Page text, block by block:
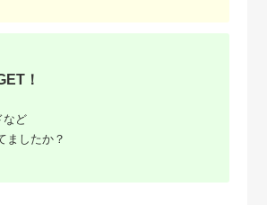
！
など
ましたか？